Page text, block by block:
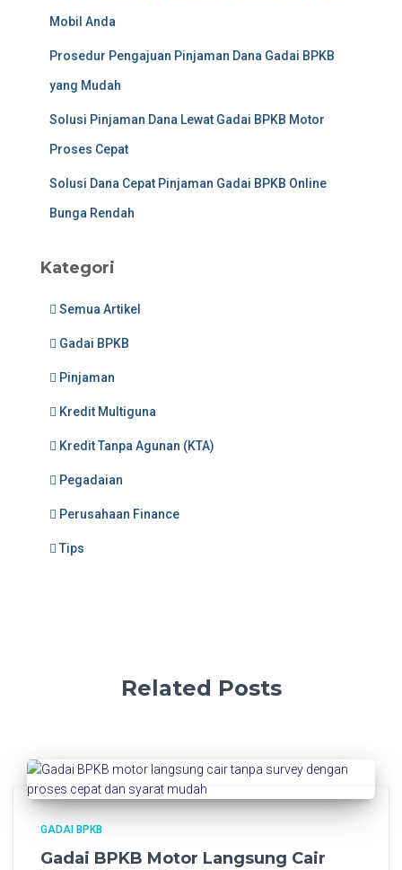
Mobil Anda
Prosedur Pengajuan Pinjaman Dana Gadai BPKB
yang Mudah
Solusi Pinjaman Dana Lewat Gadai BPKB Motor
Proses Cepat
Solusi Dana Cepat Pinjaman Gadai BPKB Online
Bunga Rendah
Kategori
Semua Artikel
Gadai BPKB
Pinjaman
Kredit Multiguna
Kredit Tanpa Agunan (KTA)
Pegadaian
Perusahaan Finance
Tips
Related Posts
GADAI BPKB
Gadai BPKB Motor Langsung Cair